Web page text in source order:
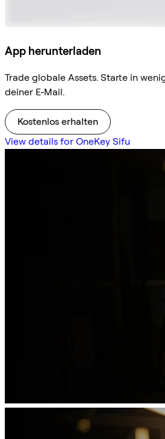
App herunterladen
Trade globale Assets. Starte in
deiner E-Mail.
Kostenlos erhalten
View details for OneKey Sifu